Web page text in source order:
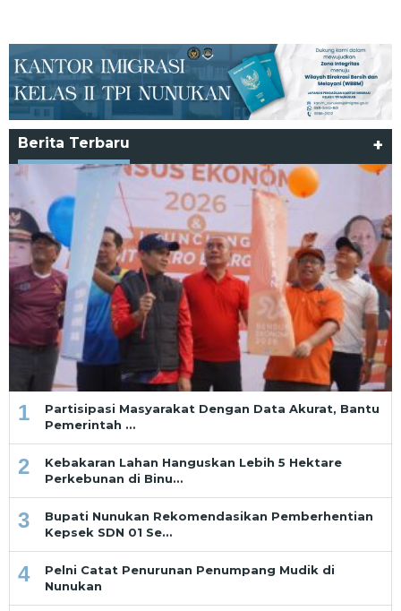
Berita Terbaru +
1
Partisipasi Masyarakat Dengan Data Akurat, Bantu
Pemerintah …
2
Kebakaran Lahan Hanguskan Lebih 5 Hektare
Perkebunan di Binu…
3
Bupati Nunukan Rekomendasikan Pemberhentian
Kepsek SDN 01 Se…
4
Pelni Catat Penurunan Penumpang Mudik di
Nunukan